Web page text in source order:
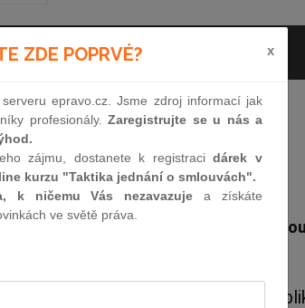
1. 2026 - 31. 12. 2026
218
ZÁKON
ze dne 27. června 2000
pravidlech a o změně některých
na tomto zákoně České
ZDE POPRVÉ? x
epravo.cz. Jsme zdroj informací jak
profesionály.Zaregistrujte se u nás a
zájmu, dostanete k registracidárek v
kurzu "Taktika jednání o smlouvách".
k ničemu Vás nezavazuje a získáte
ve světě práva.